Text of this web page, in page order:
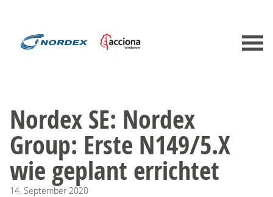
Nordex SE: Nordex
Group: Erste N149/5.X
wie geplant errichtet
14. September 2020